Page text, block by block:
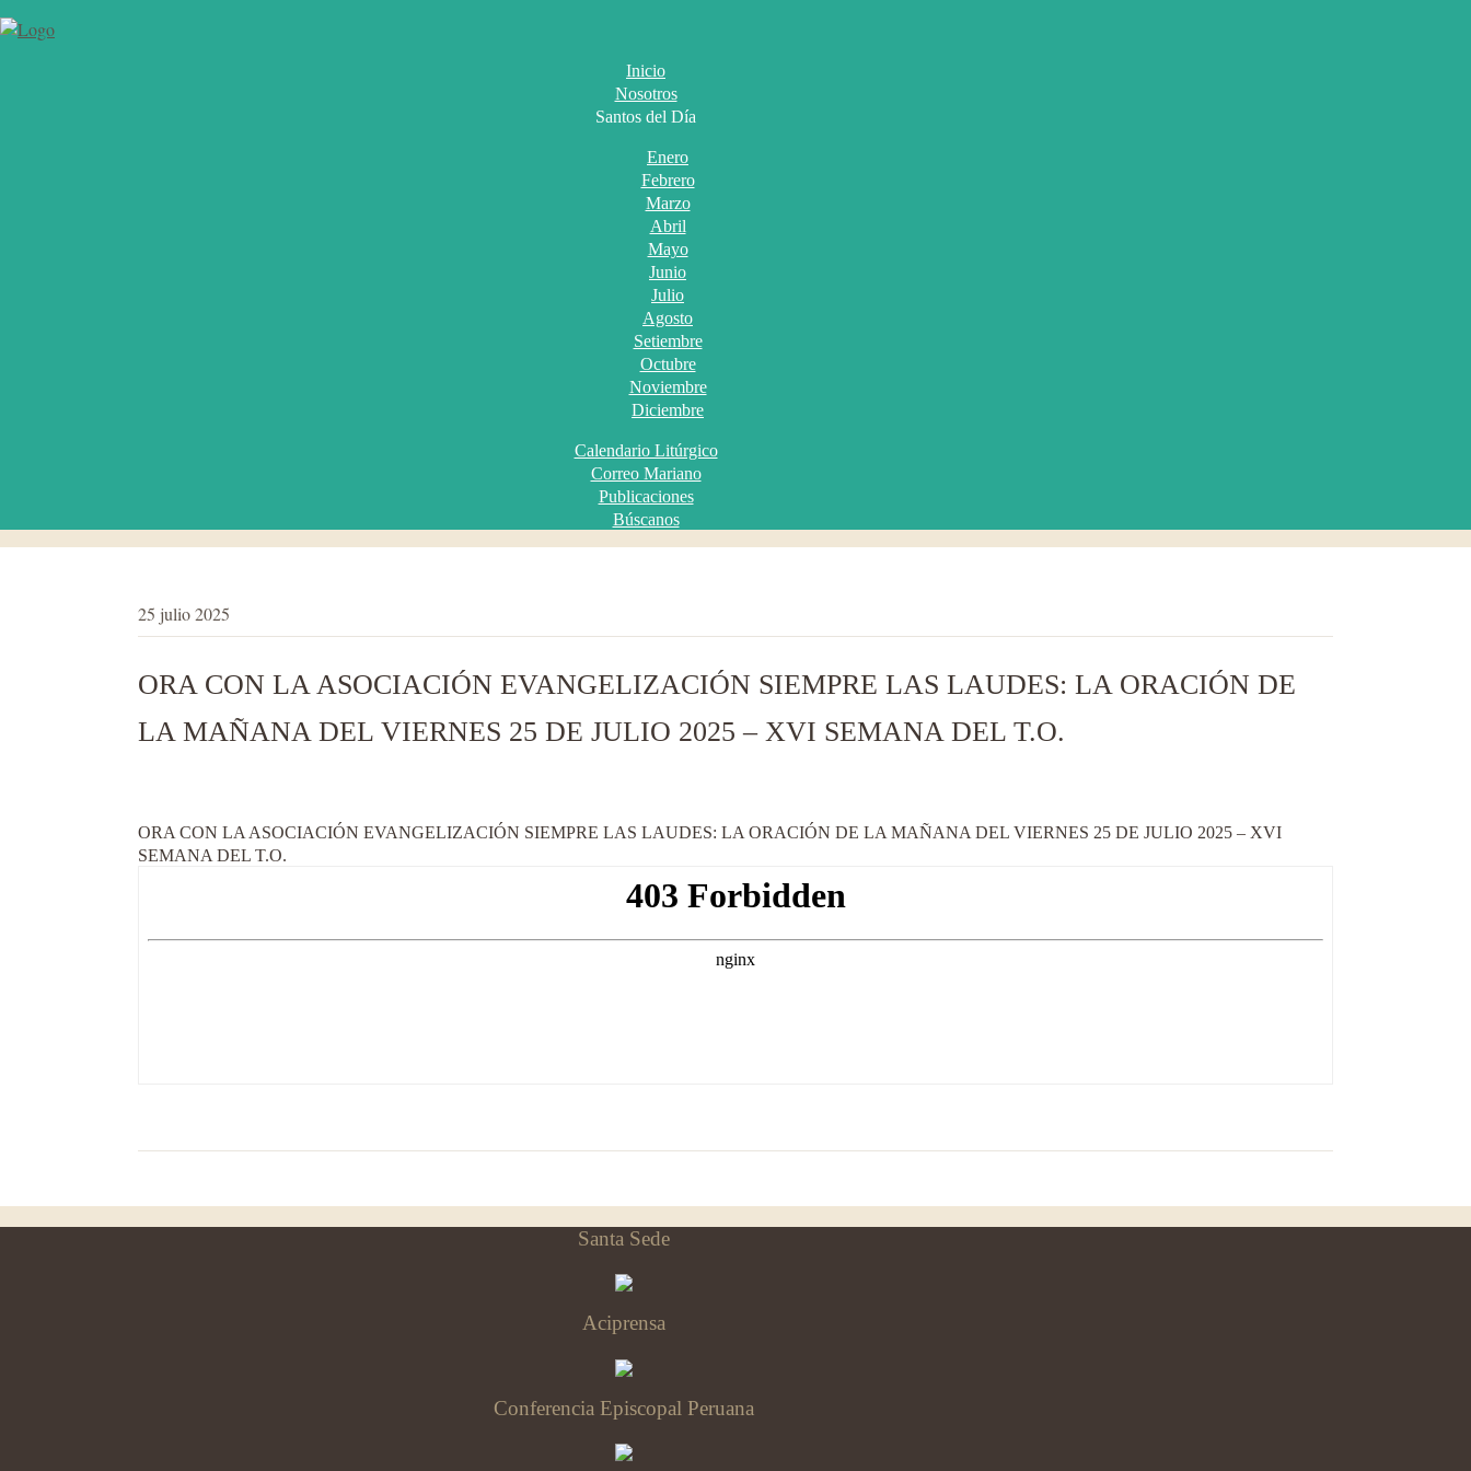
Inicio
Nosotros
Santos del Día
Enero
Febrero
Marzo
Abril
Mayo
Junio
Julio
Agosto
Setiembre
Octubre
Noviembre
Diciembre
Calendario Litúrgico
Correo Mariano
Publicaciones
Búscanos
25 julio 2025
ORA CON LA ASOCIACIÓN EVANGELIZACIÓN SIEMPRE LAS LAUDES: LA ORACIÓN DE
LA MAÑANA DEL VIERNES 25 DE JULIO 2025 – XVI SEMANA DEL T.O.
ORA CON LA ASOCIACIÓN EVANGELIZACIÓN SIEMPRE LAS LAUDES: LA ORACIÓN DE LA MAÑANA DEL VIERNES 25 DE JULIO 2025 – XVI
SEMANA DEL T.O.
Santa Sede
Aciprensa
Conferencia Episcopal Peruana